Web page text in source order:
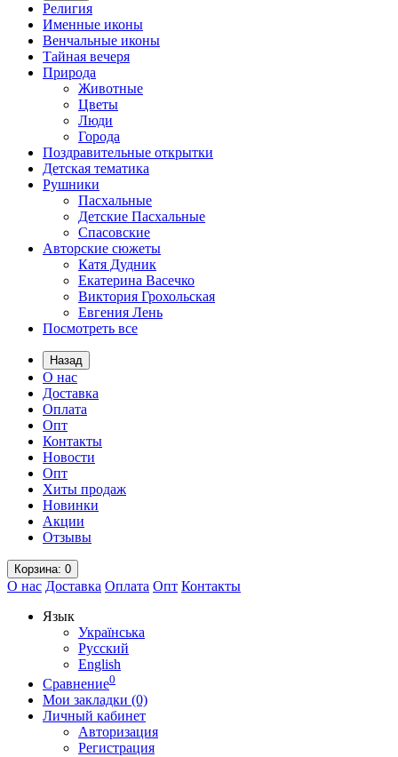
Религия
Именные иконы
Венчальные иконы
Тайная вечеря
Природа
Животные
Цветы
Люди
Города
Поздравительные открытки
Детская тематика
Рушники
Пасхальные
Детские Пасхальные
Спасовские
Авторские сюжеты
Катя Дудник
Екатерина Васечко
Виктория Грохольская
Евгения Лень
Посмотреть все
Назад
О нас
Доставка
Оплата
Опт
Контакты
Новости
Опт
Хиты продаж
Новинки
Акции
Отзывы
Корзина: 0
О нас Доставка Оплата Опт Контакты
Язык
Українська
Русский
English
Сравнение0
Мои закладки (0)
Личный кабинет
Авторизация
Регистрация